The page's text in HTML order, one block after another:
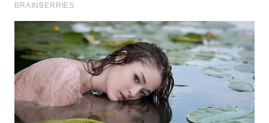
WN
LAWAS
WN
SUMEDANG
WN
CIANJUR